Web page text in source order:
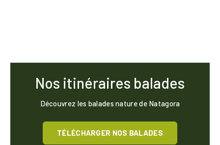
Nos itinéraires balades
Découvrez les balades nature de Natagora
TÉLÉCHARGER NOS BALADES